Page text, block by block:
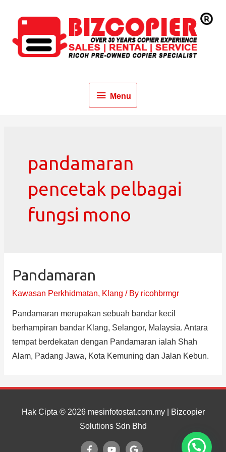
Menu
pandamaran
pencetak pelbagai
fungsi mono
Pandamaran
Kawasan Perkhidmatan, Klang / By ricohbrmgr
Pandamaran merupakan sebuah bandar kecil
berhampiran bandar Klang, Selangor, Malaysia. Antara
tempat berdekatan dengan Pandamaran ialah Shah
Alam, Padang Jawa, Kota Kemuning dan Jalan Kebun.
Hak Cipta © 2026 mesinfotostat.com.my| Bizcopier
Solutions Sdn Bhd